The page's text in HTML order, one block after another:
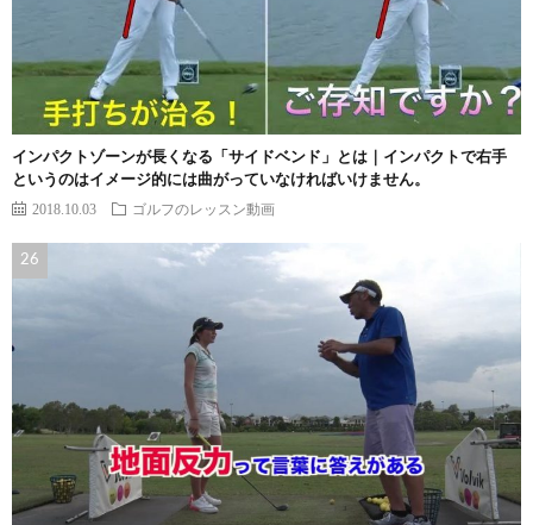
インパクトゾーンが長くなる「サイドベンド」とは｜インパクトで右手
というのはイメージ的には曲がっていなければいけません。
2018.10.03 ゴルフのレッスン動画